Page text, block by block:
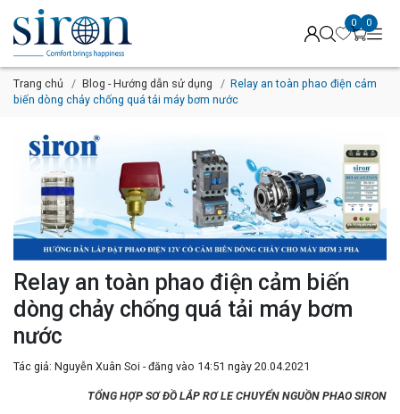
0 0
Trang chủ Blog - Hướng dẫn sử dụng
Relay an toàn phao điện cảm
biến dòng chảy chống quá tải máy bơm nước
Relay an toàn phao điện cảm biến
dòng chảy chống quá tải máy bơm
nước
Tác giả: Nguyễn Xuân Soi - đăng vào 14:51 ngày 20.04.2021
TỔNG HỢP SƠ ĐỒ LẮP RƠ LE CHUYỂN NGUỒN PHAO SIRON